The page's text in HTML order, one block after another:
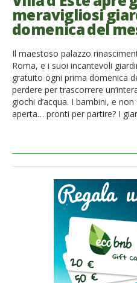
French
meravigliosi
domenica del
Il maestoso palazzo
Roma, e i suoi incantevoli
gratuito ogni prima domenica
perdere per trascorrere
giochi d’acqua. I bambini, e
aperta… pronti per partire? I